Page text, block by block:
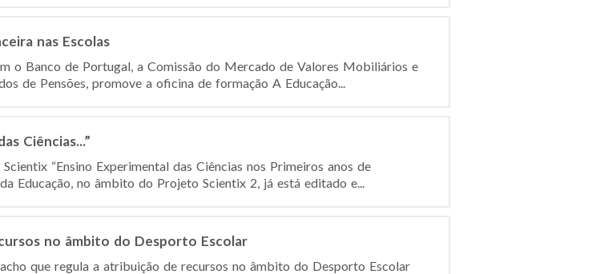
nas Escolas
o Banco de Portugal, a Comissão do Mercado de Valores Mobiliários e
de Pensões, promove a oficina de formação A Educação...
Ciências...”
“Ensino Experimental das Ciências nos Primeiros anos de
Educação, no âmbito do Projeto Scientix 2, já está editado e...
no âmbito do Desporto Escolar
que regula a atribuição de recursos no âmbito do Desporto Escolar